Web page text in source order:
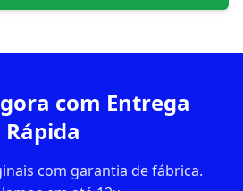
com Entrega
Rápida
com garantia de fábrica.